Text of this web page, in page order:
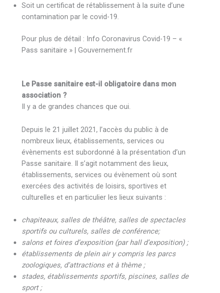
Soit un certificat de rétablissement à la suite d’une
contamination par le covid-19.
Pour plus de détail : Info Coronavirus Covid-19 – «
Pass sanitaire » | Gouvernement.fr
Le Passe sanitaire est-il obligatoire dans mon
association ?
Il y a de grandes chances que oui.
Depuis le 21 juillet 2021, l’accès du public à de
nombreux lieux, établissements, services ou
évènements est subordonné à la présentation d’un
Passe sanitaire. Il s’agit notamment des lieux,
établissements, services ou évènement où sont
exercées des activités de loisirs, sportives et
culturelles et en particulier les lieux suivants :
chapiteaux, salles de théâtre, salles de spectacles
sportifs ou culturels, salles de conférence;
salons et foires d’exposition (par hall d’exposition) ;
établissements de plein air y compris les parcs
zoologiques, d’attractions et à thème ;
stades, établissements sportifs, piscines, salles de
sport ;